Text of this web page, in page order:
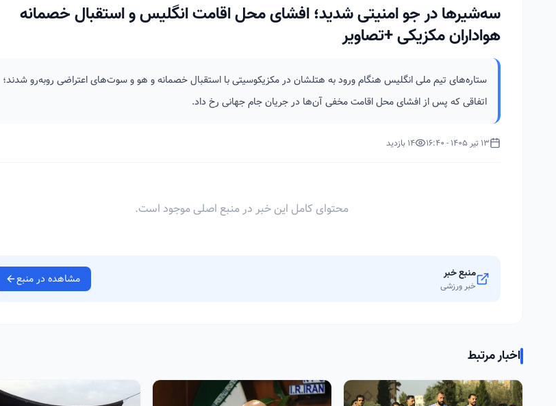
سه‌شیرها در جو امنیتی شدید؛ افشای محل اقامت انگلیس و استقبال خصمانه
هواداران مکزیکی +تصاویر
ستاره‌های تیم ملی انگلیس هنگام ورود به هتلشان در مکزیکوسیتی با استقبال خصمانه و هو و سوت‌های اعتراضی روبه‌رو شدند؛
اتفاقی که پس از افشای محل اقامت مخفی آن‌ها در جریان جام جهانی رخ داد.
13 تیر 1405 - 16:40 14 بازدید
محتوای کامل این خبر در منبع اصلی موجود است.
منبع خبر
خبر ورزشی مشاهده در منبع
اخبار مرتبط